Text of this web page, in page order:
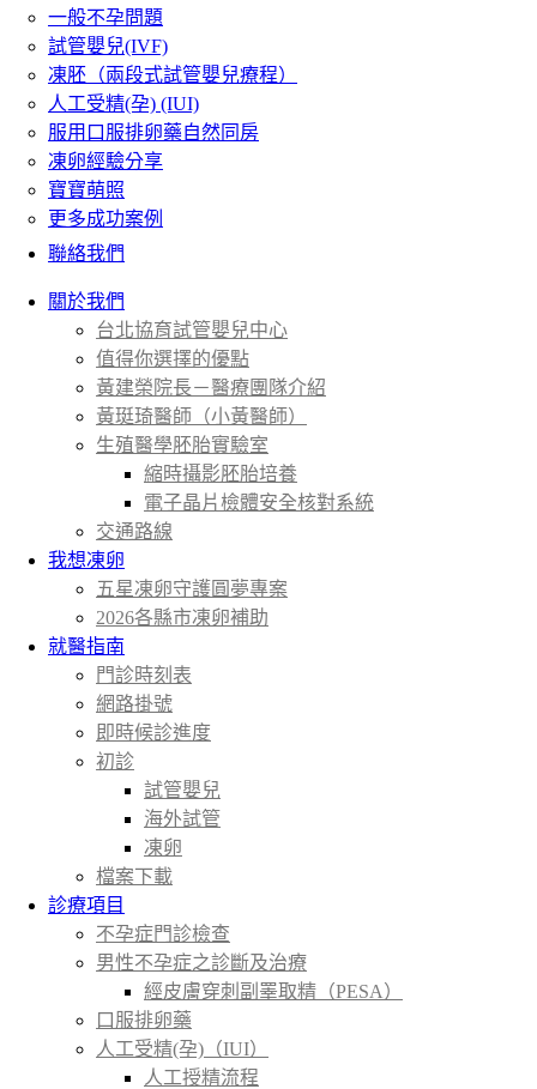
一般不孕問題
試管嬰兒(IVF)
凍胚（兩段式試管嬰兒療程）
人工受精(孕) (IUI)
服用口服排卵藥自然同房
凍卵經驗分享
寶寶萌照
更多成功案例
聯絡我們
關於我們
台北協育試管嬰兒中心
值得你選擇的優點
黃建榮院長－醫療團隊介紹
黃珽琦醫師（小黃醫師）
生殖醫學胚胎實驗室
縮時攝影胚胎培養
電子晶片檢體安全核對系統
交通路線
我想凍卵
五星凍卵守護圓夢專案
2026各縣市凍卵補助
就醫指南
門診時刻表
網路掛號
即時候診進度
初診
試管嬰兒
海外試管
凍卵
檔案下載
診療項目
不孕症門診檢查
男性不孕症之診斷及治療
經皮膚穿刺副睪取精（PESA）
口服排卵藥
人工受精(孕)（IUI）
人工授精流程